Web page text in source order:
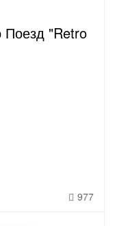
Поезд "Retro
977